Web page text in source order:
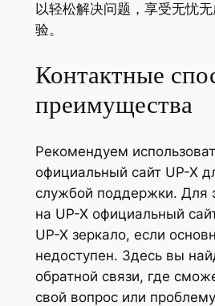
以轻松解决问题，享受无忧
验。
Контактные
преимущества
Рекомендуем
официальный сайт UP-X
службой поддержки. Для
на UP-X официальный
UP-X зеркало, если
недоступен. Здесь вы
обратной связи, где
свой вопрос или